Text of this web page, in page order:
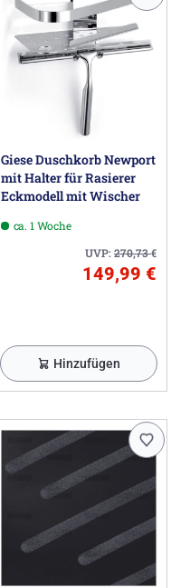
Giese Duschkorb Newport
mit Halter für Rasierer
Eckmodell mit Wischer
ca. 1 Woche
UVP:270,73€
149,99 €
Hinzufügen